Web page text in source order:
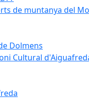
de muntanya del
Dolmens
Cultural